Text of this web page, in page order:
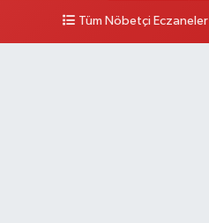
Tüm Nöbetçi Eczaneler